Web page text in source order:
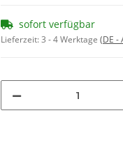
sofort verfügbar
Lieferzeit:3 - 4 Werktage (DE -